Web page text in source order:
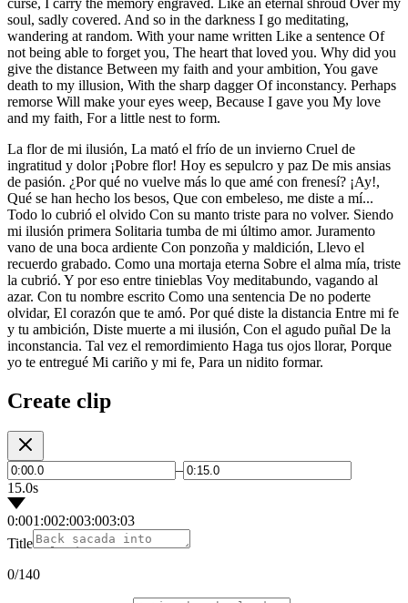
soul, sadly covered. And so in the darkness I go meditating,
wandering at random. With your name written Like a sentence Of
not being able to forget you, The heart that loved you. Why did you
give the distance Between my faith and your ambition, You gave
death to my illusion, With the sharp dagger Of inconstancy. Perhaps
remorse Will make your eyes weep, Because I gave you My love
and my faith, For a little nest to form.
La flor de mi ilusión, La mató el frío de un invierno Cruel de
ingratitud y dolor ¡Pobre flor! Hoy es sepulcro y paz De mis ansias
de pasión. ¿Por qué no vuelve más lo que amé con frenesí? ¡Ay!,
Qué se han hecho los besos, Que con embeleso, me diste a mí...
Todo lo cubrió el olvido Con su manto triste para no volver. Siendo
mi ilusión primera Solitaria tumba de mi último amor. Juramento
vano de una boca ardiente Con ponzoña y maldición, Llevo el
recuerdo grabado. Como una mortaja eterna Sobre el alma mía, triste
la cubrió. Y por eso entre tinieblas Voy meditabundo, vagando al
azar. Con tu nombre escrito Como una sentencia De no poderte
olvidar, El corazón que te amó. Por qué diste la distancia Entre mi fe
y tu ambición, Diste muerte a mi ilusión, Con el agudo puñal De la
inconstancia. Tal vez el remordimiento Haga tus ojos llorar, Porque
yo te entregué Mi cariño y mi fe, Para un nidito formar.
Create clip
–
15.0s
0:001:002:003:003:03
Title
0/140